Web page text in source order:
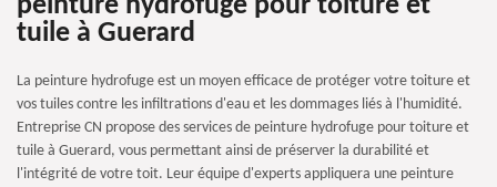
peinture hydrofuge pour toiture et
tuile à Guerard
La peinture hydrofuge est un moyen efficace de protéger votre toiture et
vos tuiles contre les infiltrations d'eau et les dommages liés à l'humidité.
Entreprise CN propose des services de peinture hydrofuge pour toiture et
tuile à Guerard, vous permettant ainsi de préserver la durabilité et
l'intégrité de votre toit. Leur équipe d'experts appliquera une peinture